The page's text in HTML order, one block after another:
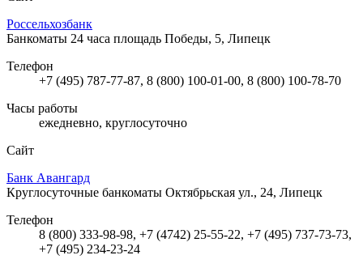
Россельхозбанк
Банкоматы 24 часа площадь Победы, 5, Липецк
Телефон
+7 (495) 787-77-87, 8 (800) 100-01-00, 8 (800) 100-78-70
Часы работы
ежедневно, круглосуточно
Сайт
Банк Авангард
Круглосуточные банкоматы Октябрьская ул., 24, Липецк
Телефон
8 (800) 333-98-98, +7 (4742) 25-55-22, +7 (495) 737-73-73,
+7 (495) 234-23-24